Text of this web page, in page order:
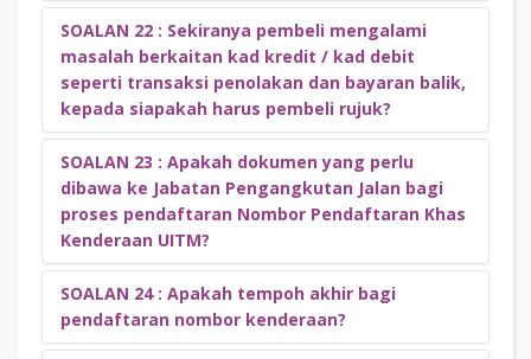
Kenderaan UITM, Pejabat Bendahari, Aras 3, Bangunan
Canseleri Tuanku Syed Sirajuddin UiTM Shah Alam atau
boleh dihantar secara pos ke rumah. Bagi urusan
pengeposan sila klik
SINI
Tawaran skim potongan gaji untuk bidaan sesi kedua ini
hanya untuk Nombor Pendaftaran Khas Kenderaan UITM
dari kategori Terhad sahaja.
SOALAN 22 : Sekiranya pembeli mengalami
masalah berkaitan kad kredit / kad debit
seperti transaksi penolakan dan bayaran balik,
kepada siapakah harus pembeli rujuk?
Sekiranya terdapat sebarang masalah yang melibatkan kad
kredit / kad debit, pembeli boleh terus berhubung dengan
bank pengeluar kad kredit / kad debit (issuer).
SOALAN 23 : Apakah dokumen yang perlu
dibawa ke Jabatan Pengangkutan Jalan bagi
proses pendaftaran Nombor Pendaftaran Khas
Kenderaan UITM?
Pembeli perlu hadir ke JPJ Cawangan Wangsa Maju atau
JPJ Cawangan Padang Jawa dan bawa bersama dokumen
seperti dibawah:
SOALAN 24 : Apakah tempoh akhir bagi
pendaftaran nombor kenderaan?